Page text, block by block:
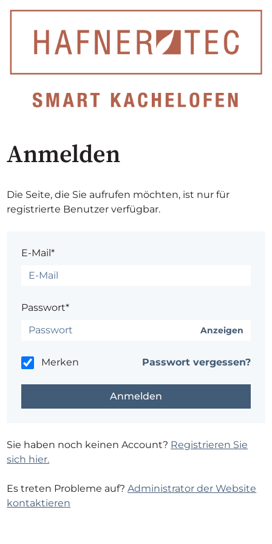
Anmelden
Die Seite, die Sie aufrufen möchten, ist nur für
registrierte Benutzer verfügbar.
E-Mail*
Passwort*
Anzeigen
Merken Passwort vergessen?
Sie haben noch keinen Account? Registrieren Sie
sich hier.
Es treten Probleme auf?Administrator der Website
kontaktieren